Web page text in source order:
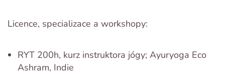
Licence, specializace a workshopy:
RYT 200h, kurz instruktora jógy; Ayuryoga Eco
Ashram, Indie